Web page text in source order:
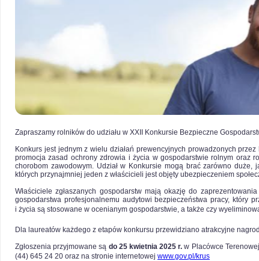
Zapraszamy rolników do udziału w XXII Konkursie Bezpieczne
Konkurs jest jednym z wielu działań prewencyjnych prowadzonych
promocja zasad ochrony zdrowia i życia w gospodarstwie rolnym oraz
chorobom zawodowym. Udział w Konkursie mogą brać zarówno
których przynajmniej jeden z właścicieli jest objęty ubezpieczeniem
Właściciele zgłaszanych gospodarstw mają okazję do
gospodarstwa profesjonalnemu audytowi bezpieczeństwa pracy, który
i życia są stosowane w ocenianym gospodarstwie, a także czy
Dla laureatów każdego z etapów konkursu przewidziano atrakcyjne
Zgłoszenia przyjmowane są do 25 kwietnia 2025 r. w Placówce
(44) 645 24 20 oraz na stronie internetowej www.gov.pl/krus